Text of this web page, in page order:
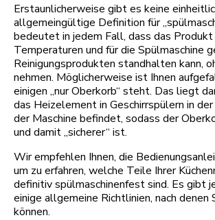
Erstaunlicherweise gibt es keine
allgemeingültige Definition für
bedeutet in jedem Fall, dass das Produkt
Temperaturen und für die Spülmaschine
Reinigungsprodukten standhalten kann,
nehmen. Möglicherweise ist Ihnen
einigen „nur Oberkorb“ steht. Das liegt
das Heizelement in Geschirrspülern in
der Maschine befindet, sodass der
und damit „sicherer“ ist.
Wir empfehlen Ihnen, die
um zu erfahren, welche Teile Ihrer
definitiv spülmaschinenfest sind. Es gibt
einige allgemeine Richtlinien, nach denen
können.